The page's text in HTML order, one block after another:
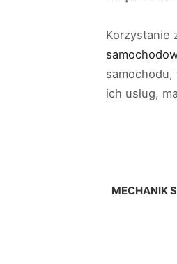
Korzystanie
ich usług,
MECHANIK